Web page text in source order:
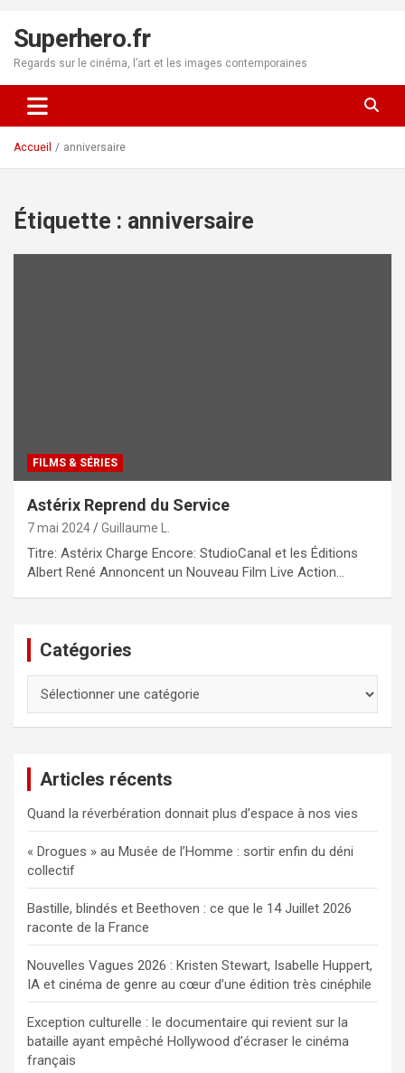
contenu
Superhero.fr
Regards sur le cinéma, l’art et les images contemporaines
Accueil anniversaire
Étiquette : anniversaire
FILMS & SÉRIES
Astérix Reprend du Service
7 mai 2024 Guillaume L.
Titre: Astérix Charge Encore: StudioCanal et les Éditions
Albert René Annoncent un Nouveau Film Live Action…
Catégories
Articles récents
Quand la réverbération donnait plus d’espace à nos vies
« Drogues » au Musée de l’Homme : sortir enfin du déni
collectif
Bastille, blindés et Beethoven : ce que le 14 Juillet 2026
raconte de la France
Nouvelles Vagues 2026 : Kristen Stewart, Isabelle Huppert,
IA et cinéma de genre au cœur d’une édition très cinéphile
Exception culturelle : le documentaire qui revient sur la
bataille ayant empêché Hollywood d’écraser le cinéma
français